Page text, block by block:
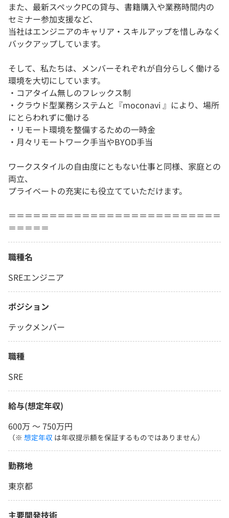
また、最新スペックPCの貸与、書籍購入や業務時間内の
セミナー参加支援など、
当社はエンジニアのキャリア・スキルアップを惜しみなく
バックアップしています。
そして、私たちは、メンバーそれぞれが自分らしく働ける
環境を大切にしています。
・コアタイム無しのフレックス制
・クラウド型業務システムと『moconavi 』により、場所
にとらわれずに働ける
・リモート環境を整備するための一時金
・月々リモートワーク手当やBYOD手当
ワークスタイルの自由度にともない仕事と同様、家庭との
両立、
プライベートの充実にも役立てていただけます。
＝＝＝＝＝＝＝＝＝＝＝＝＝＝＝＝＝＝＝＝＝＝＝＝＝＝
＝＝＝＝＝
職種名
SREエンジニア
ポジション
テックメンバー
職種
SRE
給与(想定年収)
600万 〜 750万円
（※ 想定年収 は年収提示額を保証するものではありません）
勤務地
東京都
主要開発技術